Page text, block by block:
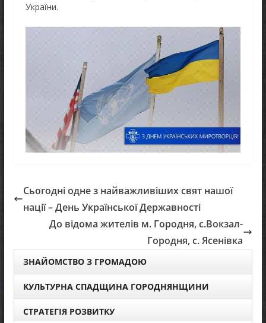
України.
Сьогодні одне з найважливіших свят нашої
нації – День Української Державності
До відома жителів м. Городня, с.Вокзал-
Городня, с. Ясенівка
ЗНАЙОМСТВО З ГРОМАДОЮ
КУЛЬТУРНА СПАДЩИНА ГОРОДНЯНЩИНИ
СТРАТЕГІЯ РОЗВИТКУ